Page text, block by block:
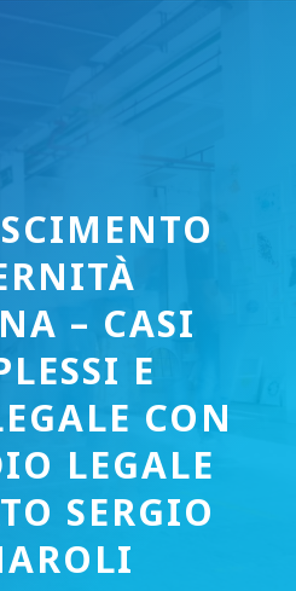
– CASI
E
CON
LEGALE
SERGIO